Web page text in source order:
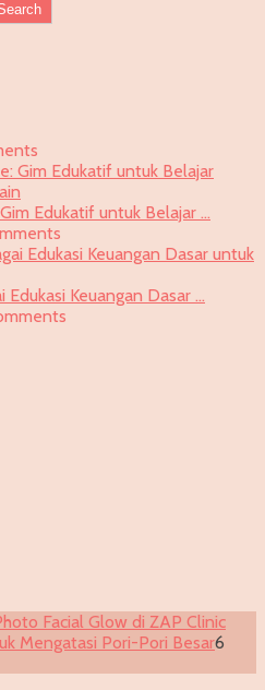
Edukatif untuk Belajar …
Keuangan Dasar …
Facial Glow di ZAP Clinic
Mengatasi Pori-Pori Besar6